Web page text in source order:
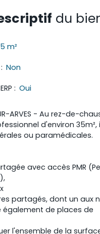
du
m²
: Non
: Oui
ARVES - Au rez-de-
d'environ 35m²,
ou paramédicales.
avec accès PMR
partagés, dont un aux
également de places de
l'ensemble de la